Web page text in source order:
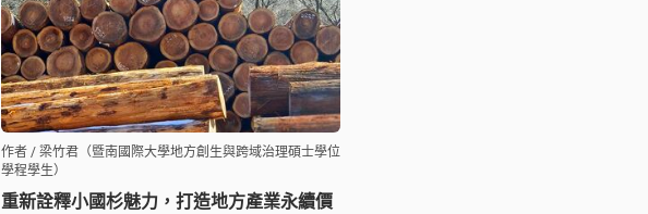
重新詮釋小國杉魅力，打造地方產業永續價
作者 / 梁竹君（暨南國際大學地方創生與跨域治理碩士學位
學程學生）